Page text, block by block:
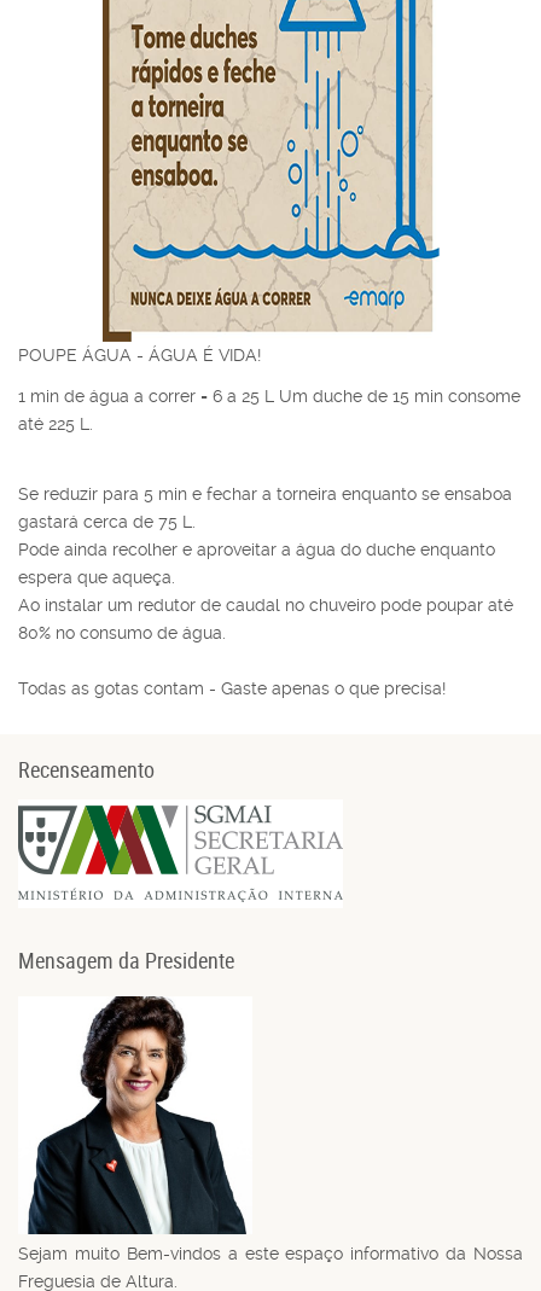
POUPE ÁGUA - ÁGUA É VIDA!
1 min de água a correr = 6 a 25 L Um duche de 15 min consome
até 225 L.
Se reduzir para 5 min e fechar a torneira enquanto se ensaboa
gastará cerca de 75 L.
Pode ainda recolher e aproveitar a água do duche enquanto
espera que aqueça.
Ao instalar um redutor de caudal no chuveiro pode poupar até
80% no consumo de água.
Todas as gotas contam - Gaste apenas o que precisa!
Recenseamento
Mensagem da Presidente
Sejam muito Bem-vindos a este espaço informativo da Nossa
Freguesia de Altura.